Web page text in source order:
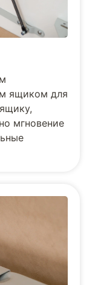
ящиком для
мгновение